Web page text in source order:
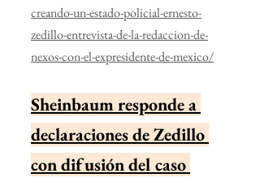
creando-un-estado-policial-ernesto-
zedillo-entrevista-de-la-redaccion-de-
nexos-con-el-expresidente-de-mexico/
Sheinbaum responde a
declaraciones de Zedillo
con difusión del caso